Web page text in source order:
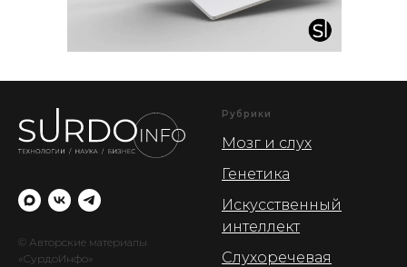
© Авторские материалы
«СурдоИнфо»
Рубрики
Мозг и слух
Генетика
Искусственный
интеллект
Слухоречевая